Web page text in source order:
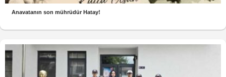
Anavatanın son mührüdür Hatay!